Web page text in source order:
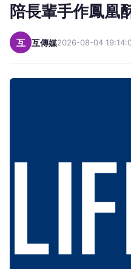
陪長輩手作鳳凰
互 互傳媒2026-08-04